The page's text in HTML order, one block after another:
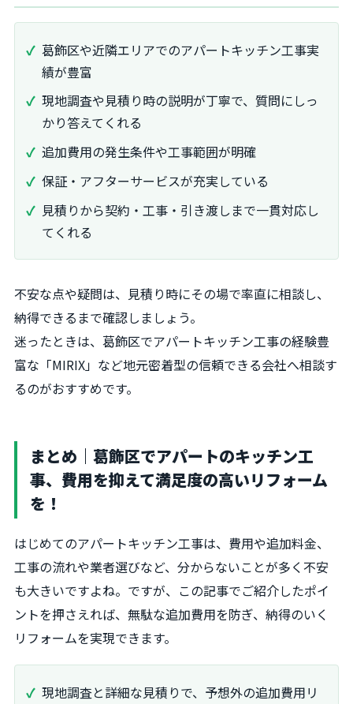
葛飾区や近隣エリアでのアパートキッチン工事実
績が豊富
現地調査や見積り時の説明が丁寧で、質問にしっ
かり答えてくれる
追加費用の発生条件や工事範囲が明確
保証・アフターサービスが充実している
見積りから契約・工事・引き渡しまで一貫対応し
てくれる
不安な点や疑問は、見積り時にその場で率直に相談し、
納得できるまで確認しましょう。
迷ったときは、葛飾区でアパートキッチン工事の経験豊
富な「MIRIX」など地元密着型の信頼できる会社へ相談す
るのがおすすめです。
まとめ｜葛飾区でアパートのキッチン工
事、費用を抑えて満足度の高いリフォーム
を！
はじめてのアパートキッチン工事は、費用や追加料金、
工事の流れや業者選びなど、分からないことが多く不安
も大きいですよね。ですが、この記事でご紹介したポイ
ントを押さえれば、無駄な追加費用を防ぎ、納得のいく
リフォームを実現できます。
現地調査と詳細な見積りで、予想外の追加費用リ